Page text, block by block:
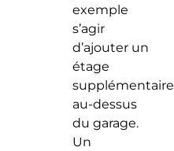
exemple
s’agir
d’ajouter un
étage
supplémentaire
au-dessus
du garage.
Un